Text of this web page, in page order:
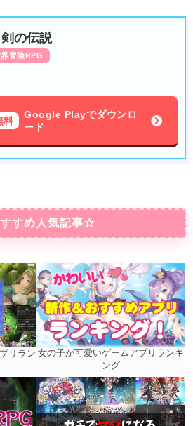
の伝説
冒険RPG
料
Google Playでダウンロ
ード
すめ人気記事☆
リラン 女の子が可愛いゲームアプリランキ
ング